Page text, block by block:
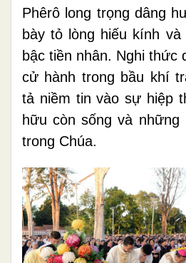
Phêrô long trọng dâng
bày tỏ lòng hiếu kính
bậc tiền nhân. Nghi
cử hành trong bầu khí
tả niềm tin vào sự hiệp
hữu còn sống và
trong Chúa.